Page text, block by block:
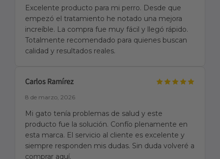
Excelente producto para mi perro. Desde que
empezó el tratamiento he notado una mejora
increíble. La compra fue muy fácil y llegó rápido.
Totalmente recomendado para quienes buscan
calidad y resultados reales.
Carlos Ramírez
8 de marzo, 2026
Mi gato tenía problemas de salud y este
producto fue la solución. Confío plenamente en
esta marca. El servicio al cliente es excelente y
siempre responden mis dudas. Sin duda volveré a
comprar aquí.